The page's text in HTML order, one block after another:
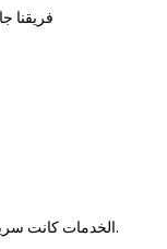
فريقنا
الخدمات كانت سريعة وآمنة، ساعدتنا في توصيل شحناتنا دون أي تأخير.